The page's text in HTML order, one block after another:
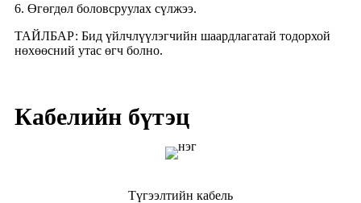
6. Өгөгдөл боловсруулах сүлжээ.
ТАЙЛБАР: Бид үйлчлүүлэгчийн шаардлагатай тодорхой
нөхөөсний утас өгч болно.
Кабелийн бүтэц
Түгээлтийн кабель